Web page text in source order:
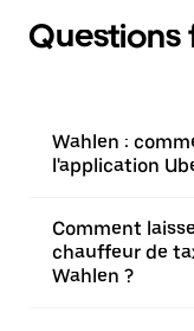
Questions
Wahlen :
l'application
Comment
chauffeur de
Wahlen ?